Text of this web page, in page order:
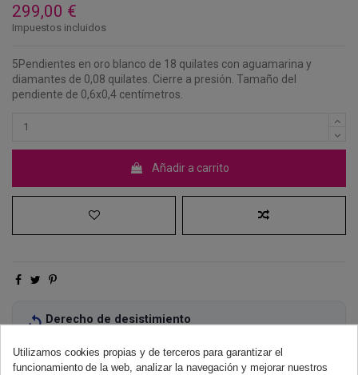
299,00 €
Impuestos incluidos
5Pendientes en oro blanco de 18 quilates con aguamarina y
diamantes de 0,08 quilates. Cierre a presión. Tamaño del
pendiente de 0,6x0,4 centímetros.
Añadir a carrito
Derecho de desistimiento
necesidad de justificación.Más información
Utilizamos cookies propias y de terceros para garantizar el
funcionamiento de la web, analizar la navegación y mejorar nuestros